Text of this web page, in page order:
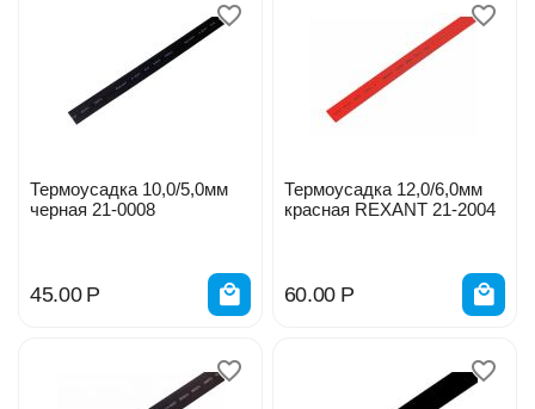
Термоусадка 10,0/5,0мм
черная 21-0008
45.00 Р
Термоусадка 12,0/6,0мм
красная REXANT 21-2004
60.00 Р